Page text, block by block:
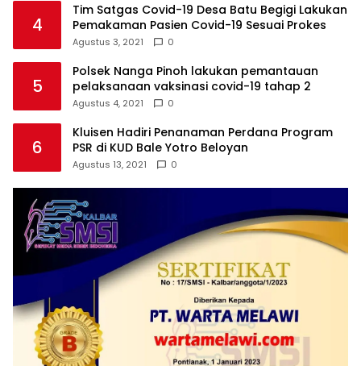
4
Tim Satgas Covid-19 Desa Batu Begigi Lakukan
Pemakaman Pasien Covid-19 Sesuai Prokes
Agustus 3, 2021 0
5
Polsek Nanga Pinoh lakukan pemantauan
pelaksanaan vaksinasi covid-19 tahap 2
Agustus 4, 2021 0
6
Kluisen Hadiri Penanaman Perdana Program
PSR di KUD Bale Yotro Beloyan
Agustus 13, 2021 0